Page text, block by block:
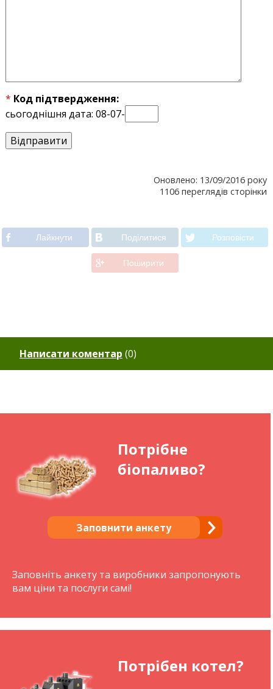
* Код підтвердження:
сьогоднішня дата: 08-07-
Оновлено: 13/09/2016 року
1106 переглядів сторінки
Лайкнути Подiлитися Розповiсти
Поширити
Написати коментар (0)
Потрібне
біопаливо?
Заповнити анкету
Заповніть анкету та виробники запропонують
вам ціни та послуги самі!
Потрібен котел?